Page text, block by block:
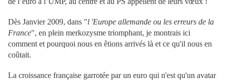
Dès Janvier 2009, dans "l 'Europe allemande ou les erreurs de la
France", en plein merkozysme triomphant, je montrais ici
comment et pourquoi nous en êtions arrivés là et ce qu'il nous en
coûtait.
La croissance française garrotée par un euro qui n'est qu'un avatar